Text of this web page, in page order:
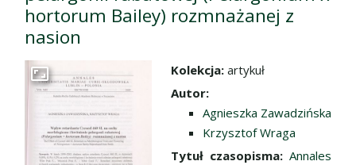
hortorum Bailey) rozmnażanej z
nasion
Przejdź do zbioru
Kolekcja: artykuł
Autor:
Agnieszka Zawadzińska
Krzysztof Wraga
Tytuł czasopisma: Annales